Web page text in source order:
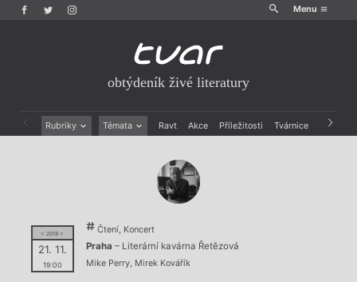
Menu
obtýdeník živé literatury
Rubriky Témata Ravt Akce Příležitosti Tvárnice Archiv
Rozhovory
Dokument
Výroční ceny
= 2018 =
21. 11.
19:00
Čtení, Koncert
Praha – Literární kavárna Řetězová
Mike Perry, Mirek Kovářík